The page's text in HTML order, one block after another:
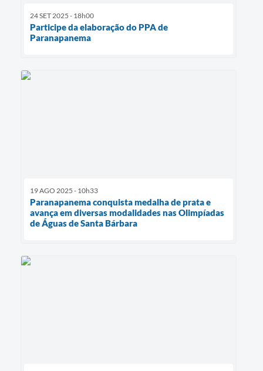
24 SET 2025 - 18h00
Participe da elaboração do PPA de
Paranapanema
19 AGO 2025 - 10h33
Paranapanema conquista medalha de prata e
avança em diversas modalidades nas Olimpíadas
de Águas de Santa Bárbara